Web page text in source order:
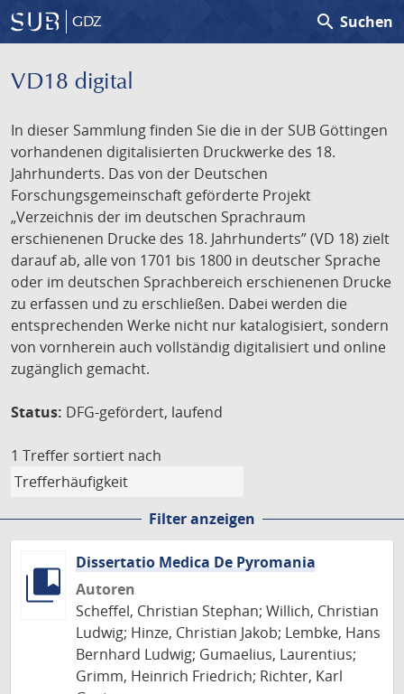
GDZ search Suchen
VD18 digital
In dieser Sammlung finden Sie die in der SUB Göttingen
vorhandenen digitalisierten Druckwerke des 18.
Jahrhunderts. Das von der Deutschen
Forschungsgemeinschaft geförderte Projekt
„Verzeichnis der im deutschen Sprachraum
erschienenen Drucke des 18. Jahrhunderts” (VD 18) zielt
darauf ab, alle von 1701 bis 1800 in deutscher Sprache
oder im deutschen Sprachbereich erschienenen Drucke
zu erfassen und zu erschließen. Dabei werden die
entsprechenden Werke nicht nur katalogisiert, sondern
von vornherein auch vollständig digitalisiert und online
zugänglich gemacht.
Status: DFG-gefördert, laufend
1 Treffer sortiert nach
Filter anzeigen
Dissertatio Medica De Pyromania
Autoren
Scheffel, Christian Stephan; Willich, Christian
Ludwig; Hinze, Christian Jakob; Lembke, Hans
Bernhard Ludwig; Gumaelius, Laurentius;
Grimm, Heinrich Friedrich; Richter, Karl